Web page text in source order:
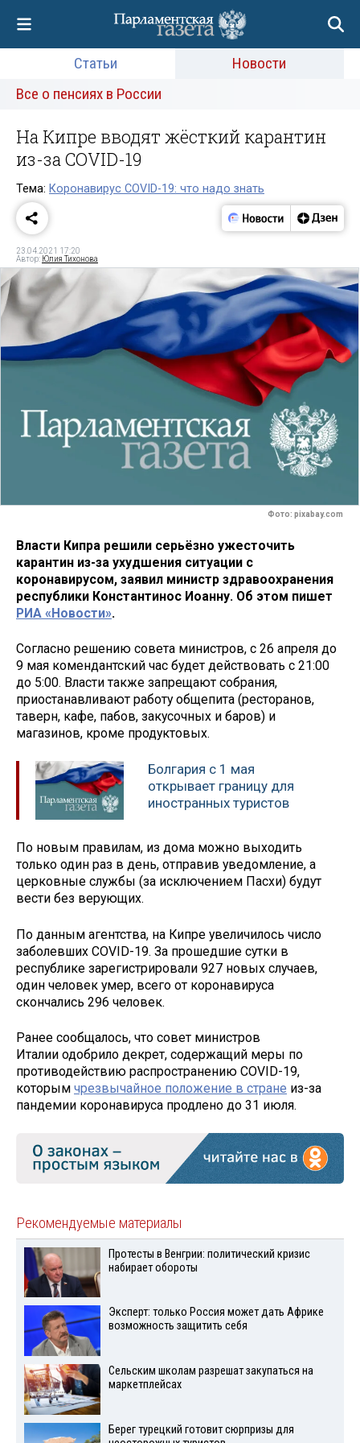
Статьи
Новости
Все о пенсиях в России
На Кипре вводят жёсткий карантин
из-за COVID-19
Тема: Коронавирус COVID-19: что надо знать
23.04.2021 17:20
Автор: Юлия Тихонова
Фото: pixabay.com
Власти Кипра решили серьёзно ужесточить
карантин из-за ухудшения ситуации с
коронавирусом, заявил министр здравоохранения
республики Константинос Иоанну. Об этом пишет
РИА «Новости».
Согласно решению совета министров, с 26 апреля до
9 мая комендантский час будет действовать с 21:00
до 5:00. Власти также запрещают собрания,
приостанавливают работу общепита (ресторанов,
таверн, кафе, пабов, закусочных и баров) и
магазинов, кроме продуктовых.
Болгария с 1 мая
открывает границу для
иностранных туристов
По новым правилам, из дома можно выходить
только один раз в день, отправив уведомление, а
церковные службы (за исключением Пасхи) будут
вести без верующих.
По данным агентства, на Кипре увеличилось число
заболевших COVID-19. За прошедшие сутки в
республике зарегистрировали 927 новых случаев,
один человек умер, всего от коронавируса
скончались 296 человек.
Ранее сообщалось, что совет министров
Италии одобрило декрет, содержащий меры по
противодействию распространению COVID-19,
которым чрезвычайное положение в стране из-за
пандемии коронавируса продлено до 31 июля.
Рекомендуемые материалы
Протесты в Венгрии: политический кризис
набирает обороты
Эксперт: только Россия может дать Африке
возможность защитить себя
Сельским школам разрешат закупаться на
маркетплейсах
Берег турецкий готовит сюрпризы для